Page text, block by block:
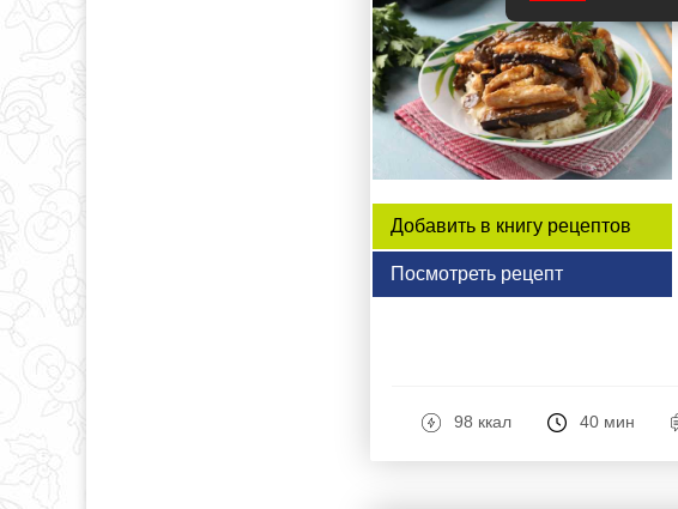
Добавить в книгу рецептов
Посмотреть рецепт
98 ккал 40 мин